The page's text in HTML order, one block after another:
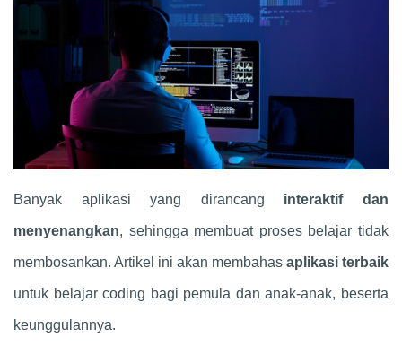
Banyak aplikasi yang dirancang interaktif dan
menyenangkan, sehingga membuat proses belajar tidak
membosankan. Artikel ini akan membahas aplikasi terbaik
untuk belajar coding bagi pemula dan anak-anak, beserta
keunggulannya.